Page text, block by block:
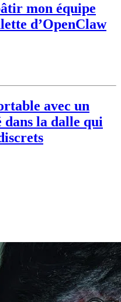
mon équipe
d’OpenClaw
avec un
la dalle qui